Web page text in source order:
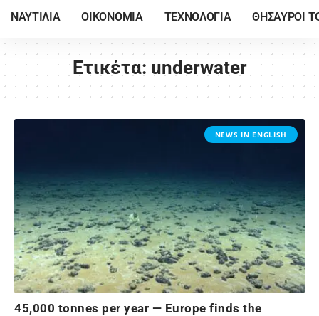
ΝΑΥΤΙΛΙΑ ΟΙΚΟΝΟΜΙΑ ΤΕΧΝΟΛΟΓΙΑ ΘΗΣΑΥΡΟΙ
Ετικέτα: underwater
NEWS IN ENGLISH
45,000 tonnes per year — Europe finds the